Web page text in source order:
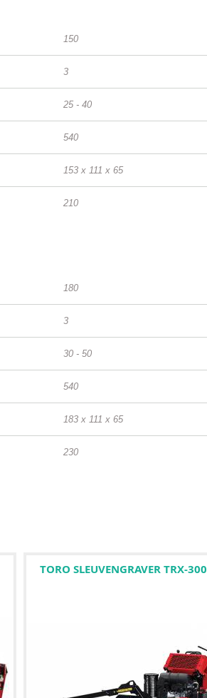
150
3
25 - 40
540
153 x 111 x 65
210
180
3
30 - 50
540
183 x 111 x 65
230
TORO SLEUVENGRAVER TRX-300